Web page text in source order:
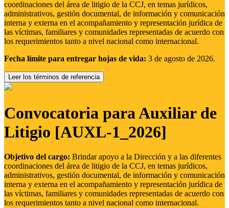
coordinaciones del área de litigio de la CCJ, en temas jurídicos,
administrativos, gestión documental, de información y comunicación
interna y externa en el acompañamiento y representación jurídica de
las víctimas, familiares y comunidades representadas de acuerdo con
los requerimientos tanto a nivel nacional como internacional.
Fecha límite para entregar hojas de vida: 3 de agosto de 2026.
Leer los términos de referencia
Convocatoria para Auxiliar de
Litigio [AUXL-1_2026]
Objetivo del cargo: Brindar apoyo a la Dirección y a las diferentes
coordinaciones del área de litigio de la CCJ, en temas jurídicos,
administrativos, gestión documental, de información y comunicación
interna y externa en el acompañamiento y representación jurídica de
las víctimas, familiares y comunidades representadas de acuerdo con
los requerimientos tanto a nivel nacional como internacional.